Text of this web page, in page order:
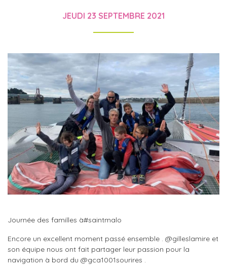
JEUDI 23 SEPTEMBRE 2021
Journée des familles à#saintmalo
Encore un excellent moment passé ensemble . @gilleslamire et
son équipe nous ont fait partager leur passion pour la
navigation à bord du @gca1001sourires .